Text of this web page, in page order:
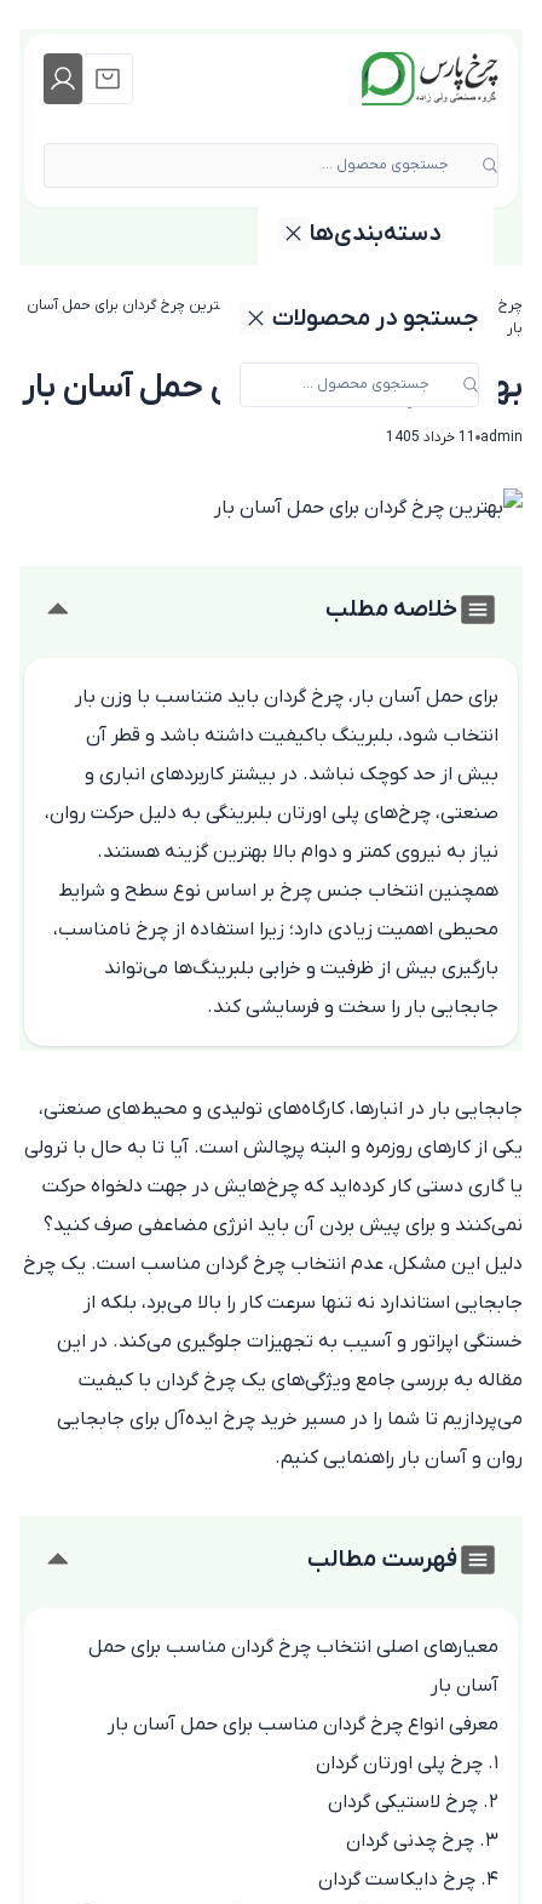
جستجوی محصول ...
جستجو در محصولات
دسته بندی محصولات
دسته‌بندی‌ها
چرخ پارس خرید و مقایسه
بهترین چرخ گردان برای حمل آسان
بار
بهترین چرخ گردان برای حمل آسان بار
admin 11 خرداد 1405
خلاصه مطلب
برای حمل آسان بار، چرخ گردان باید متناسب با وزن بار
انتخاب شود، بلبرینگ باکیفیت داشته باشد و قطر آن
بیش از حد کوچک نباشد. در بیشتر کاربردهای انباری و
صنعتی، چرخ‌های پلی اورتان بلبرینگی به دلیل حرکت روان،
نیاز به نیروی کمتر و دوام بالا بهترین گزینه هستند.
همچنین انتخاب جنس چرخ بر اساس نوع سطح و شرایط
محیطی اهمیت زیادی دارد؛ زیرا استفاده از چرخ نامناسب،
بارگیری بیش از ظرفیت و خرابی بلبرینگ‌ها می‌تواند
جابجایی بار را سخت و فرسایشی کند.
جابجایی بار در انبارها، کارگاه‌های تولیدی و محیط‌های صنعتی،
یکی از کارهای روزمره و البته پرچالش است. آیا تا به حال با ترولی
یا گاری دستی کار کرده‌اید که چرخ‌هایش در جهت دلخواه حرکت
نمی‌کنند و برای پیش بردن آن باید انرژی مضاعفی صرف کنید؟
دلیل این مشکل، عدم انتخاب چرخ گردان مناسب است. یک چرخ
جابجایی استاندارد نه تنها سرعت کار را بالا می‌برد، بلکه از
خستگی اپراتور و آسیب به تجهیزات جلوگیری می‌کند. در این
مقاله به بررسی جامع ویژگی‌های یک چرخ گردان با کیفیت
می‌پردازیم تا شما را در مسیر خرید چرخ ایده‌آل برای جابجایی
روان و آسان بار راهنمایی کنیم.
فهرست مطالب
معیارهای اصلی انتخاب چرخ گردان مناسب برای حمل
آسان بار
معرفی انواع چرخ گردان مناسب برای حمل آسان بار
۱. چرخ پلی اورتان گردان
۲. چرخ لاستیکی گردان
۳. چرخ چدنی گردان
۴. چرخ دایکاست گردان